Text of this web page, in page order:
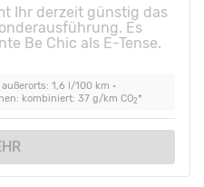
Ihr derzeit günstig das
Es
Be Chic als E-Tense.
1,6 l/100 km •
kombiniert: 37 g/km CO2*